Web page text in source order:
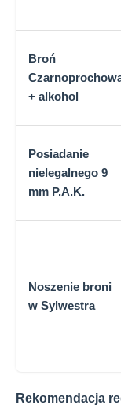
Broń
+ alkohol
Posiadanie
nielegalnego 9
mm P.A.K.
Noszenie broni
w Sylwestra
Rekomendacja